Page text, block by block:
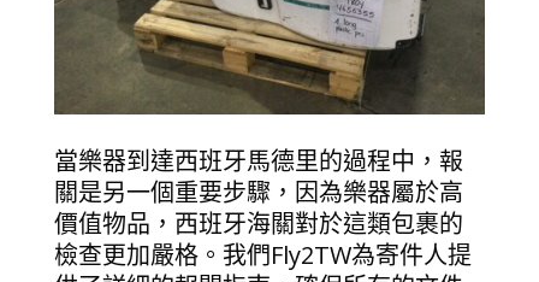
當樂器到達西班牙馬德里的過程中，報
關是另一個重要步驟，因為樂器屬於高
價值物品，西班牙海關對於這類包裹的
檢查更加嚴格。我們Fly2TW為寄件人提